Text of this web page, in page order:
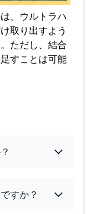
、ウルトラハ
取り出すよう
ただし、結合
すことは可能
すか？